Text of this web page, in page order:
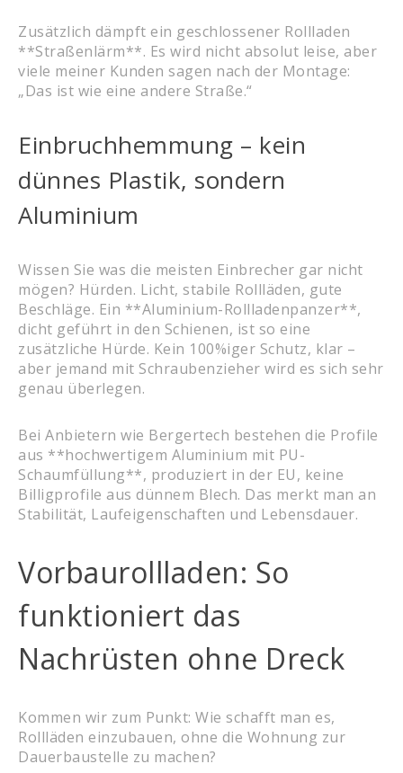
Zusätzlich dämpft ein geschlossener Rollladen
**Straßenlärm**. Es wird nicht absolut leise, aber
viele meiner Kunden sagen nach der Montage:
„Das ist wie eine andere Straße.“
Einbruchhemmung – kein
dünnes Plastik, sondern
Aluminium
Wissen Sie was die meisten Einbrecher gar nicht
mögen? Hürden. Licht, stabile Rollläden, gute
Beschläge. Ein **Aluminium-Rollladenpanzer**,
dicht geführt in den Schienen, ist so eine
zusätzliche Hürde. Kein 100%iger Schutz, klar –
aber jemand mit Schraubenzieher wird es sich sehr
genau überlegen.
Bei Anbietern wie Bergertech bestehen die Profile
aus **hochwertigem Aluminium mit PU-
Schaumfüllung**, produziert in der EU, keine
Billigprofile aus dünnem Blech. Das merkt man an
Stabilität, Laufeigenschaften und Lebensdauer.
Vorbaurollladen: So
funktioniert das
Nachrüsten ohne Dreck
Kommen wir zum Punkt: Wie schafft man es,
Rollläden einzubauen, ohne die Wohnung zur
Dauerbaustelle zu machen?